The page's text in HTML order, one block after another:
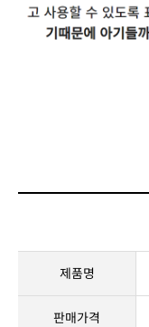
제품명
판매가격